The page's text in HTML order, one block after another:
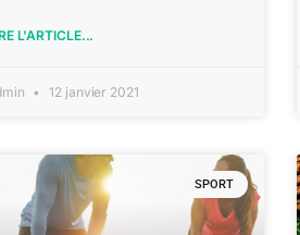
L'ARTICLE...
12 janvier 2021
SPORT